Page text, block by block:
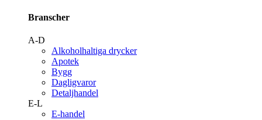
Branscher
A-D
Alkoholhaltiga drycker
Apotek
Bygg
Dagligvaror
Detaljhandel
E-L
E-handel